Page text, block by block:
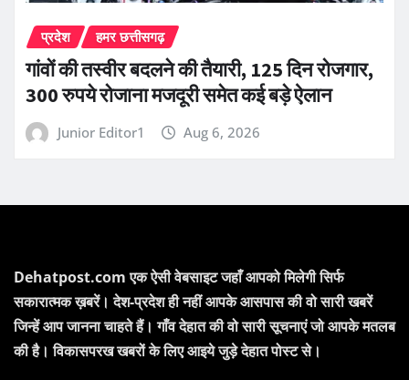
प्रदेश हमर छत्तीसगढ़
गांवों की तस्वीर बदलने की तैयारी, 125 दिन रोजगार,
300 रुपये रोजाना मजदूरी समेत कई बड़े ऐलान
Junior Editor1 Aug 6, 2026
Dehatpost.com एक ऐसी वेबसाइट जहाँ आपको मिलेगी सिर्फ
सकारात्मक ख़बरें। देश-प्रदेश ही नहीं आपके आसपास की वो सारी खबरें
जिन्हें आप जानना चाहते हैं। गाँव देहात की वो सारी सूचनाएं जो आपके मतलब
की है। विकासपरख खबरों के लिए आइये जुड़े देहात पोस्ट से।